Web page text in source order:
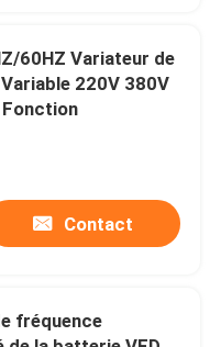
60HZ Variateur de
220V 380V
Contact
fréquence